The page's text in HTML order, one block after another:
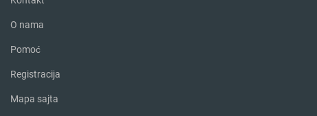
O nama
Pomoć
Registracija
Mapa sajta